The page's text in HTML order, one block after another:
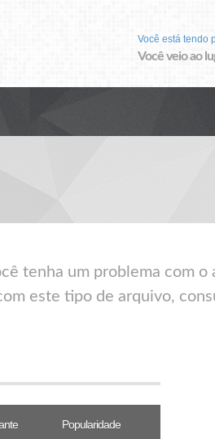
Você está tendo
Você veio ao
tenha um problema com
este tipo de arquivo,
Popularidade